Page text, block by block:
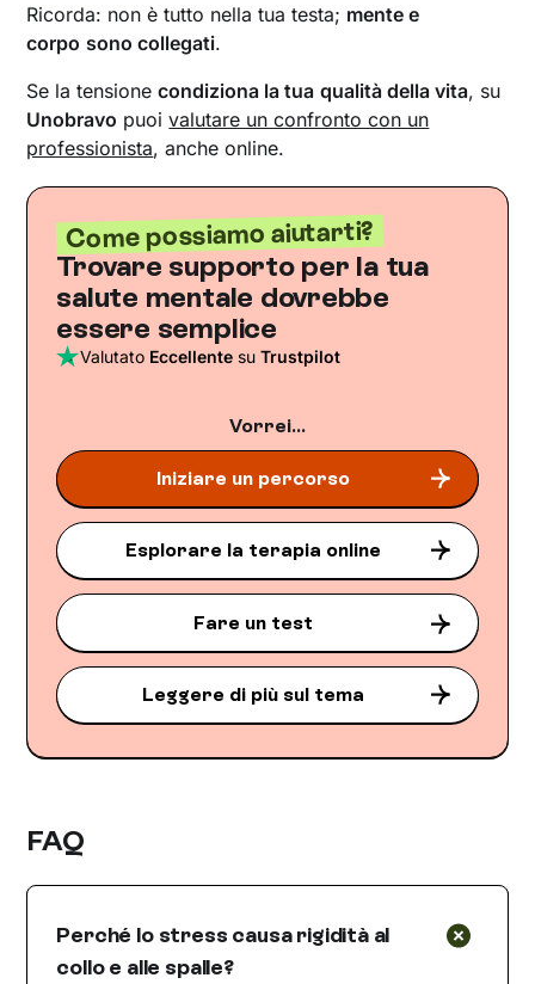
Ricorda: non è tutto nella tua testa; mente e
corpo sono collegati.
Se la tensionecondiziona la tua qualità della vita, su
Unobravo puoivalutare un confronto con un
professionista, anche online.
Come possiamo aiutarti?
Trovare supporto per la tua
salute mentale dovrebbe
essere semplice
Valutato Eccellente suTrustpilot
Vorrei...
Iniziare un percorso
Esplorare la terapia online
Fare un test
Leggere di più sul tema
FAQ
Perché lo stress causa rigidità al
collo e alle spalle?